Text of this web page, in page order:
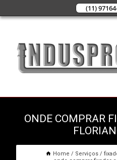
(11)
ONDE COMPRAR
Home Serviços